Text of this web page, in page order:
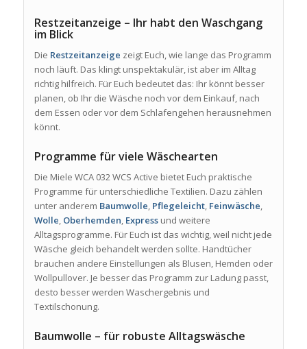
Restzeitanzeige – Ihr habt den Waschgang
im Blick
Die Restzeitanzeige zeigt Euch, wie lange das Programm
noch läuft. Das klingt unspektakulär, ist aber im Alltag
richtig hilfreich. Für Euch bedeutet das: Ihr könnt besser
planen, ob Ihr die Wäsche noch vor dem Einkauf, nach
dem Essen oder vor dem Schlafengehen herausnehmen
könnt.
Programme für viele Wäschearten
Die Miele WCA 032 WCS Active bietet Euch praktische
Programme für unterschiedliche Textilien. Dazu zählen
unter anderem Baumwolle, Pflegeleicht, Feinwäsche,
Wolle, Oberhemden, Expressund weitere
Alltagsprogramme. Für Euch ist das wichtig, weil nicht jede
Wäsche gleich behandelt werden sollte. Handtücher
brauchen andere Einstellungen als Blusen, Hemden oder
Wollpullover. Je besser das Programm zur Ladung passt,
desto besser werden Waschergebnis und
Textilschonung.
Baumwolle – für robuste Alltagswäsche